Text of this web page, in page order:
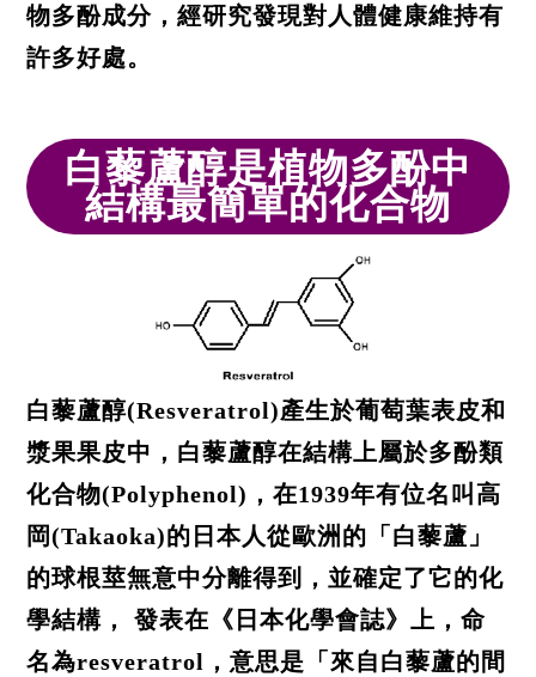
物多酚成分，經研究發現對人體健康維持有
許多好處。
白藜蘆醇是植物多酚中
結構最簡單的化合物
白藜蘆醇(Resveratrol)產生於葡萄葉表皮和
漿果果皮中，白藜蘆醇在結構上屬於多酚類
化合物(Polyphenol)，在1939年有位名叫高
岡(Takaoka)的日本人從歐洲的「白藜蘆」
的球根莖無意中分離得到，並確定了它的化
學結構， 發表在《日本化學會誌》上，命
名為resveratrol，意思是「來自白藜蘆的間